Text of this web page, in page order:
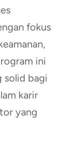
fokus
ini
solid bagi
karir
yang